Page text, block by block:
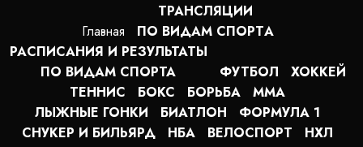
Главная
ТРАНСЛЯЦИИ
ПО ВИДАМ СПОРТA
РАСПИСАНИЯ И РЕЗУЛЬТАТЫ
ПО ВИДАМ СПОРТА
ФУТБОЛ
ХОККЕЙ
ТЕННИС
БОКС БОРЬБА
MMA
ЛЫЖНЫЕ ГОНКИ
БИАТЛОН
ФОРМУЛА 1
СНУКЕР И БИЛЬЯРД
НБА ВЕЛОСПОРТ
НХЛ